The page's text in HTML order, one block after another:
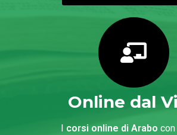
Online dal
I corsi online di Arabo